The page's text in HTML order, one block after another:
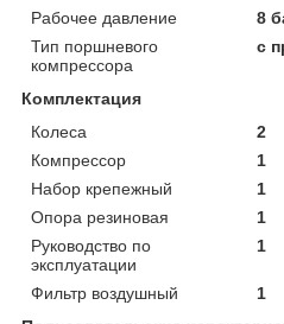
Рабочее давление
8
Тип поршневого
компрессора
с
Комплектация
Колеса
2
Компрессор
1
Набор крепежный
1
Опора резиновая
1
Руководство по
эксплуатации
1
Фильтр воздушный
1